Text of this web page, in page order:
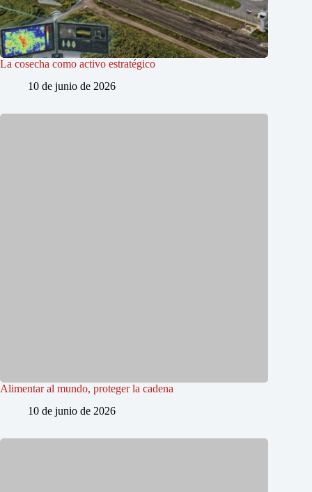
La cosecha como activo estratégico
10 de junio de 2026
Alimentar al mundo, proteger la cadena
10 de junio de 2026